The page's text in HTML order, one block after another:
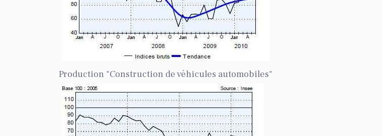
Production "Construction de véhicules automobiles"